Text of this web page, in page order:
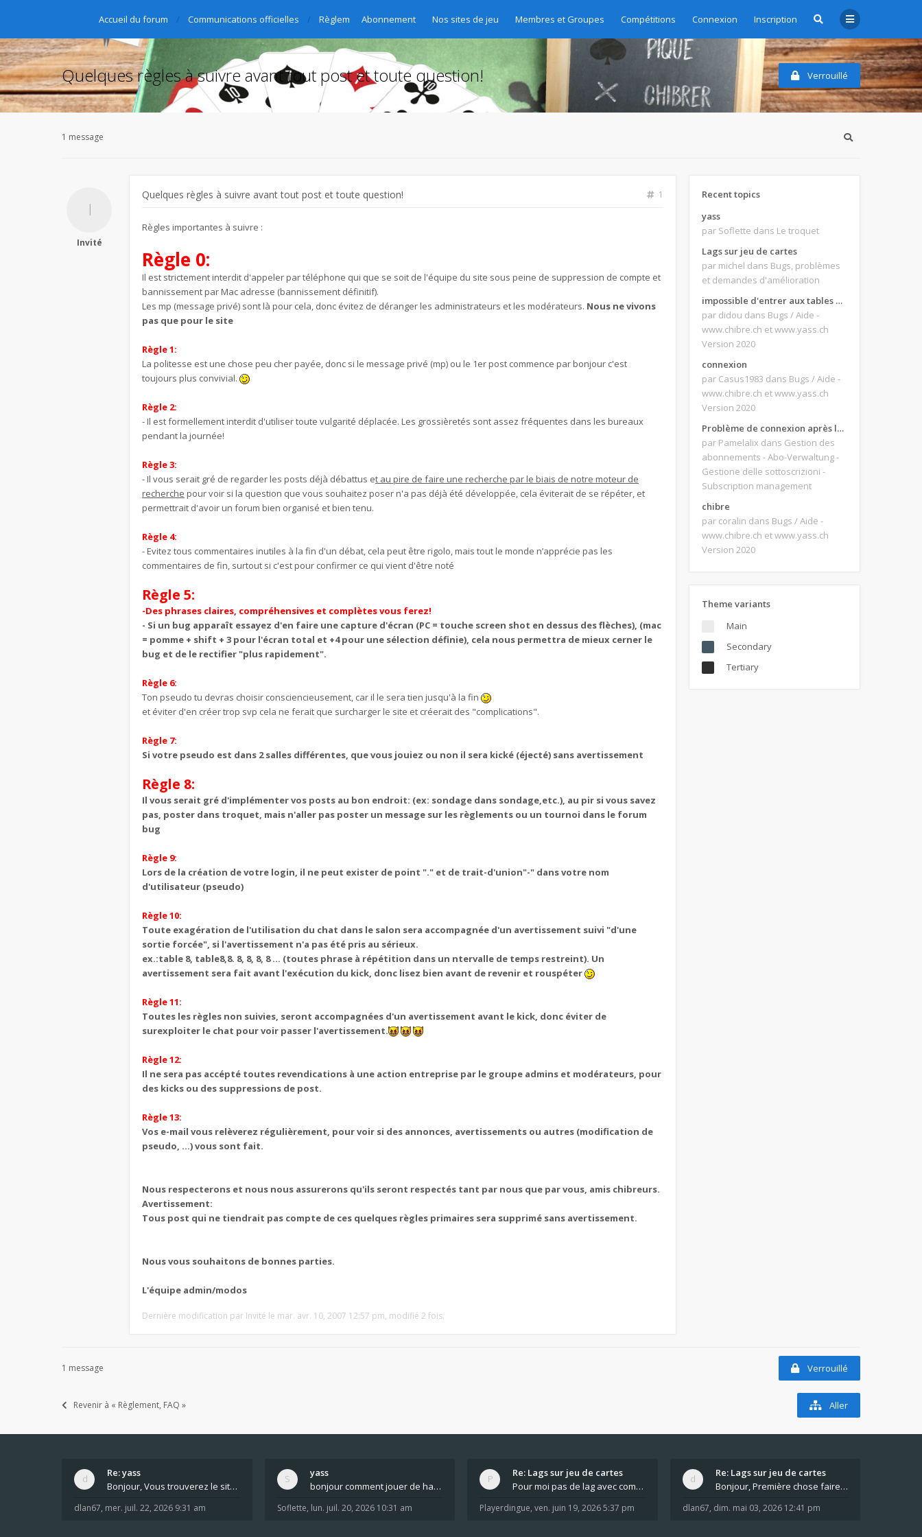
Abonnement Nos sites de jeu Membres et Groupes Compétitions Connexion Inscription
Accueil du forum Communications officielles Règlement, FAQ
Quelques règles à suivre avant tout post et toute question! Verrouillé
1 message
Invité
Quelques règles à suivre avant tout post et toute question! 1
Règles importantes à suivre :
Règle 0:
Il est strictement interdit d'appeler par téléphone qui que se soit de l'équipe du site sous peine de suppression de compte et
bannissement par Mac adresse (bannissement définitif).
Les mp (message privé) sont là pour cela, donc évitez de déranger les administrateurs et les modérateurs. Nous ne vivons
pas que pour le site
Règle 1:
La politesse est une chose peu cher payée, donc si le message privé (mp) ou le 1er post commence par bonjour c'est
toujours plus convivial.
Règle 2:
- Il est formellement interdit d'utiliser toute vulgarité déplacée. Les grossièretés sont assez fréquentes dans les bureaux
pendant la journée!
Règle 3:
- Il vous serait gré de regarder les posts déjà débattus et au pire de faire une recherche par le biais de notre moteur de
recherche pour voir si la question que vous souhaitez poser n'a pas déjà été développée, cela éviterait de se répéter, et
permettrait d'avoir un forum bien organisé et bien tenu.
Règle 4:
- Evitez tous commentaires inutiles à la fin d'un débat, cela peut être rigolo, mais tout le monde n’apprécie pas les
commentaires de fin, surtout si c'est pour confirmer ce qui vient d'être noté
Règle 5:
-Des phrases claires, compréhensives et complètes vous ferez!
- Si un bug apparaît essayez d'en faire une capture d'écran (PC = touche screen shot en dessus des flèches), (mac
= pomme + shift + 3 pour l'écran total et +4 pour une sélection définie), cela nous permettra de mieux cerner le
bug et de le rectifier "plus rapidement".
Règle 6:
Ton pseudo tu devras choisir consciencieusement, car il le sera tien jusqu'à la fin
et éviter d'en créer trop svp cela ne ferait que surcharger le site et créerait des "complications".
Règle 7:
Si votre pseudo est dans 2 salles différentes, que vous jouiez ou non il sera kické (éjecté) sans avertissement
Règle 8:
Il vous serait gré d'implémenter vos posts au bon endroit: (ex: sondage dans sondage,etc.), au pir si vous savez
pas, poster dans troquet, mais n'aller pas poster un message sur les règlements ou un tournoi dans le forum
bug
Règle 9:
Lors de la création de votre login, il ne peut exister de point "." et de trait-d'union"-" dans votre nom
d'utilisateur (pseudo)
Règle 10:
Toute exagération de l'utilisation du chat dans le salon sera accompagnée d'un avertissement suivi "d'une
sortie forcée", si l'avertissement n'a pas été pris au sérieux.
ex.:table 8, table8,8. 8, 8, 8, 8 ... (toutes phrase à répétition dans un ntervalle de temps restreint). Un
avertissement sera fait avant l'exécution du kick, donc lisez bien avant de revenir et rouspéter
Règle 11:
Toutes les règles non suivies, seront accompagnées d'un avertissement avant le kick, donc éviter de
surexploiter le chat pour voir passer l'avertissement.
Règle 12:
Il ne sera pas accépté toutes revendications à une action entreprise par le groupe admins et modérateurs, pour
des kicks ou des suppressions de post.
Règle 13:
Vos e-mail vous relèverez régulièrement, pour voir si des annonces, avertissements ou autres (modification de
pseudo, ...) vous sont fait.
Nous respecterons et nous nous assurerons qu'ils seront respectés tant par nous que par vous, amis chibreurs.
Avertissement:
Tous post qui ne tiendrait pas compte de ces quelques règles primaires sera supprimé sans avertissement.
Nous vous souhaitons de bonnes parties.
L'équipe admin/modos
Dernière modification par Invité le mar. avr. 10, 2007 12:57 pm, modifié 2 fois.
Recent topics
yass
par Soflette dans Le troquet
Lags sur jeu de cartes
par michel dans Bugs, problèmes
et demandes d'amélioration
impossible d'entrer aux tables de jeux
par didou dans Bugs / Aide -
www.chibre.ch et www.yass.ch
Version 2020
connexion
par Casus1983 dans Bugs / Aide -
www.chibre.ch et www.yass.ch
Version 2020
Problème de connexion après le changement d'adresse e-mail.
par Pamelalix dans Gestion des
abonnements - Abo-Verwaltung -
Gestione delle sottoscrizioni -
Subscription management
chibre
par coralin dans Bugs / Aide -
www.chibre.ch et www.yass.ch
Version 2020
Theme variants
Main
Secondary
Tertiary
1 message Verrouillé
Revenir à « Règlement, FAQ » Aller
Re: yass
Bonjour, Vous trouverez le site ici dans le foru
dlan67, mer. juil. 22, 2026 9:31 am
yass
bonjour comment jouer de haut en bas tout atout mi
Soflette, lun. juil. 20, 2026 10:31 am
Re: Lags sur jeu de cartes
Pour moi pas de lag avec comme navigateur Chrome
Playerdingue, ven. juin 19, 2026 5:37 pm
Re: Lags sur jeu de cartes
Bonjour, Première chose faire un arrêt complet de
dlan67, dim. mai 03, 2026 12:41 pm